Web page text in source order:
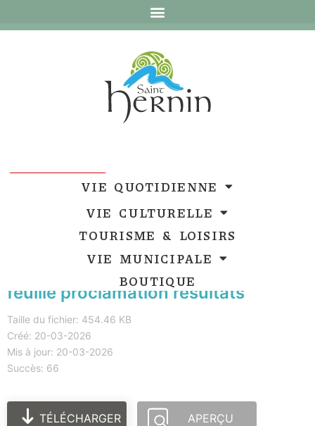
VIE QUOTIDIENNE
VIE CULTURELLE
TOURISME & LOISIRS
VIE MUNICIPALE
BOUTIQUE
feuille proclamation résultats
Taille du fichier: 454.46 KB
Créé: 20-03-2026
Mis à jour: 20-03-2026
Succès: 66
TÉLÉCHARGER APERÇU